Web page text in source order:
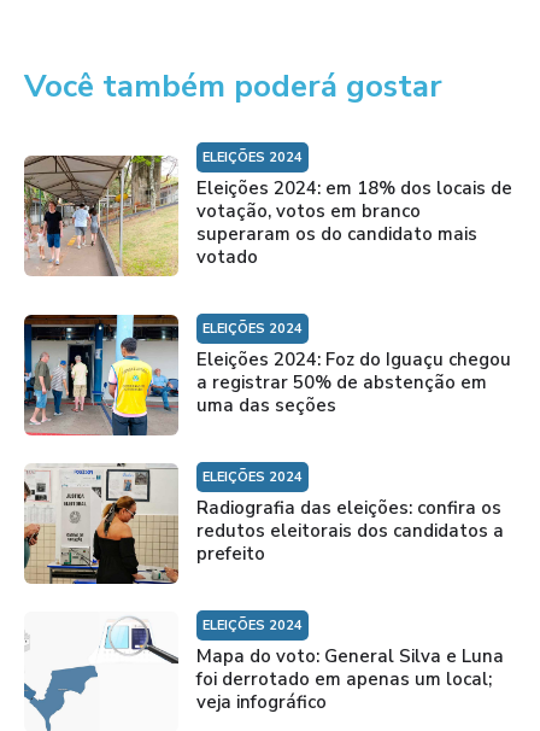
Você também poderá gostar
ELEIÇÕES 2024
Eleições 2024: em 18% dos locais de
votação, votos em branco
superaram os do candidato mais
votado
ELEIÇÕES 2024
Eleições 2024: Foz do Iguaçu chegou
a registrar 50% de abstenção em
uma das seções
ELEIÇÕES 2024
Radiografia das eleições: confira os
redutos eleitorais dos candidatos a
prefeito
ELEIÇÕES 2024
Mapa do voto: General Silva e Luna
foi derrotado em apenas um local;
veja infográfico